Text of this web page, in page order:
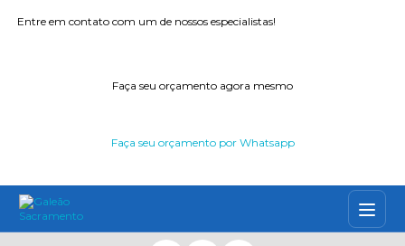
Entre em contato com um de nossos especialistas!
Faça seu orçamento agora mesmo
Faça seu orçamento por Whatsapp